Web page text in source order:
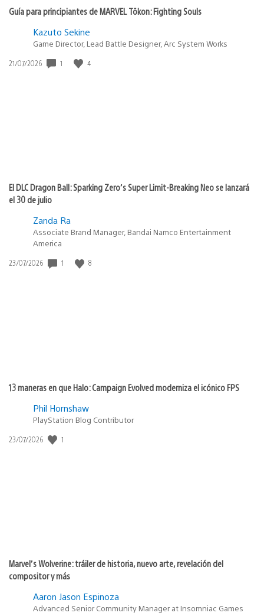
Guía para principiantes de MARVEL Tōkon: Fighting Souls
Kazuto Sekine
Game Director, Lead Battle Designer, Arc System Works
Fecha
21/07/2026 1 4
El DLC Dragon Ball: Sparking Zero’s Super Limit-Breaking Neo se lanzará
el 30 de julio
Zanda Ra
Associate Brand Manager, Bandai Namco Entertainment
America
Fecha
23/07/2026 1 8
13 maneras en que Halo: Campaign Evolved moderniza el icónico FPS
Phil Hornshaw
PlayStation Blog Contributor
Fecha
23/07/2026 1
Marvel’s Wolverine: tráiler de historia, nuevo arte, revelación del
compositor y más
Aaron Jason Espinoza
Advanced Senior Community Manager at Insomniac Games